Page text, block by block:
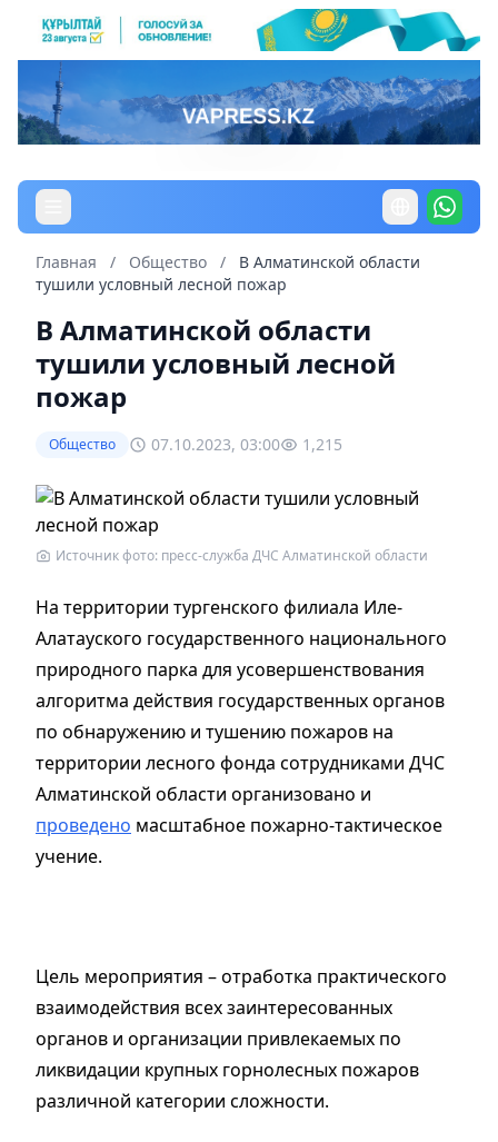
Главная / Общество /
В Алматинской области
тушили условный лесной пожар
В Алматинской области
тушили условный лесной
пожар
Общество 07.10.2023, 03:00 1,215
Источник фото: пресс-служба ДЧС Алматинской области
На территории тургенского филиала Иле-
Алатауского государственного национального
природного парка для усовершенствования
алгоритма действия государственных органов
по обнаружению и тушению пожаров на
территории лесного фонда сотрудниками ДЧС
Алматинской области организовано и
проведено масштабное пожарно-тактическое
учение.
Цель мероприятия – отработка практического
взаимодействия всех заинтересованных
органов и организации привлекаемых по
ликвидации крупных горнолесных пожаров
различной категории сложности.